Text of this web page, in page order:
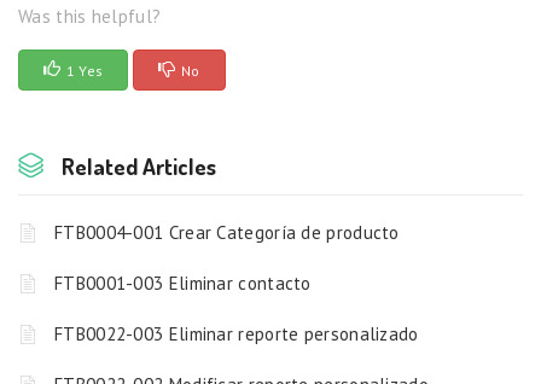
Was this helpful?
1 Yes No
Related Articles
FTB0004-001 Crear Categoría de producto
FTB0001-003 Eliminar contacto
FTB0022-003 Eliminar reporte personalizado